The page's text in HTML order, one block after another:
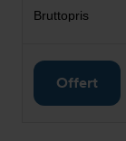
Offert